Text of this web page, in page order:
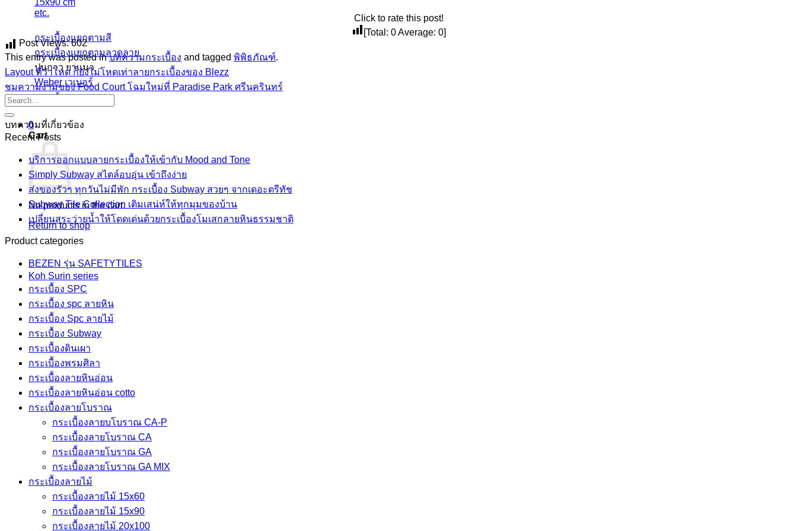
15x90 cm
etc.
กระเบื้องแยกตามสี
กระเบื้องแยกตามลวดลาย
ปูนกาว ยาแนว
Weber เวเบอร์
จระเข้
0
Cart
No products in the cart.
Return to shop
Click to rate this post!
[Total: 0Average: 0]
Post Views: 602
This entry was posted inบทความกระเบื้อง and tagged พิพิธภัณฑ์.
Layout ที่ว่าโหด ก็ยังไม่โหดเท่าลายกระเบื้องของ Blezz
ชมความงามของ Food Court โฉมใหม่ที่ Paradise Park ศรีนครินทร์
บทความที่เกี่ยวข้อง
Recent Posts
บริการออกแบบลายกระเบื้องให้เข้ากับ Mood and Tone
Simply Subway สไตล์อบอุ่น เข้าถึงง่าย
ส่งของรัวๆ ทุกวันไม่มีพัก กระเบื้อง Subway สวยๆ จากเดอะตรีทัช
Subway Tile Collection เติมเสน่ห์ให้ทุกมุมของบ้าน
เปลี่ยนสระว่ายน้ำให้โดดเด่นด้วยกระเบื้องโมเสกลายหินธรรมชาติ
Product categories
BEZEN รุ่น SAFETYTILES
Koh Surin series
กระเบื้อง SPC
กระเบื้อง spc ลายหิน
กระเบื้อง Spc ลายไม้
กระเบื้อง Subway
กระเบื้องดินเผา
กระเบื้องพรมศิลา
กระเบื้องลายหินอ่อน
กระเบื้องลายหินอ่อน cotto
กระเบื้องลายโบราณ
กระเบื้องลายบโบราณ CA-P
กระเบื้องลายโบราณ CA
กระเบื้องลายโบราณ GA
กระเบื้องลายโบราณ GA MIX
กระเบื้องลายไม้
กระเบื้องลายไม้ 15x60
กระเบื้องลายไม้ 15x90
กระเบื้องลายไม้ 20x100